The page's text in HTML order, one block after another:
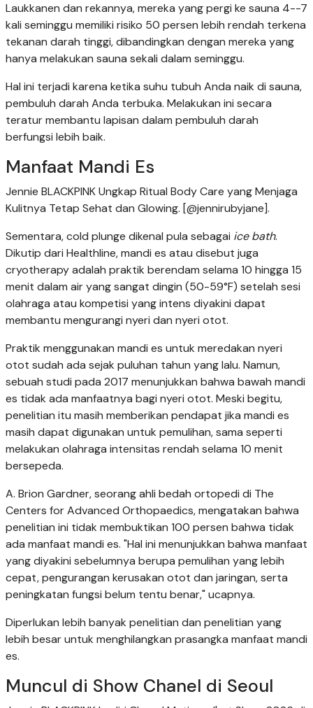
Laukkanen dan rekannya, mereka yang pergi ke sauna 4--7
kali seminggu memiliki risiko 50 persen lebih rendah terkena
tekanan darah tinggi, dibandingkan dengan mereka yang
hanya melakukan sauna sekali dalam seminggu.
Hal ini terjadi karena ketika suhu tubuh Anda naik di sauna,
pembuluh darah Anda terbuka. Melakukan ini secara
teratur membantu lapisan dalam pembuluh darah
berfungsi lebih baik.
Manfaat Mandi Es
Jennie BLACKPINK Ungkap Ritual Body Care yang Menjaga
Kulitnya Tetap Sehat dan Glowing. [@jennirubyjane].
Sementara, cold plunge dikenal pula sebagai ice bath.
Dikutip dari Healthline, mandi es atau disebut juga
cryotherapy adalah praktik berendam selama 10 hingga 15
menit dalam air yang sangat dingin (50-59°F) setelah sesi
olahraga atau kompetisi yang intens diyakini dapat
membantu mengurangi nyeri dan nyeri otot.
Praktik menggunakan mandi es untuk meredakan nyeri
otot sudah ada sejak puluhan tahun yang lalu. Namun,
sebuah studi pada 2017 menunjukkan bahwa bawah mandi
es tidak ada manfaatnya bagi nyeri otot. Meski begitu,
penelitian itu masih memberikan pendapat jika mandi es
masih dapat digunakan untuk pemulihan, sama seperti
melakukan olahraga intensitas rendah selama 10 menit
bersepeda.
A. Brion Gardner, seorang ahli bedah ortopedi di The
Centers for Advanced Orthopaedics, mengatakan bahwa
penelitian ini tidak membuktikan 100 persen bahwa tidak
ada manfaat mandi es. "Hal ini menunjukkan bahwa manfaat
yang diyakini sebelumnya berupa pemulihan yang lebih
cepat, pengurangan kerusakan otot dan jaringan, serta
peningkatan fungsi belum tentu benar," ucapnya.
Diperlukan lebih banyak penelitian dan penelitian yang
lebih besar untuk menghilangkan prasangka manfaat mandi
es.
Muncul di Show Chanel di Seoul